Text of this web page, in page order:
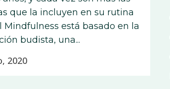
que la incluyen en su rutina
Mindfulness está basado en la
budista, una...
2020